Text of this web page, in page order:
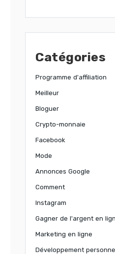
Catégories
Programme d'affiliation
Meilleur
Bloguer
Crypto-monnaie
Facebook
Mode
Annonces Google
Comment
Instagram
Gagner de l'argent en
Marketing en ligne
Développement